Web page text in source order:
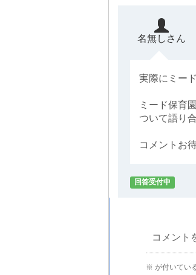
名無しさん
実際にミー
ミード保育
ついて語り
コメントお
回答受付中
コメント
※ が付いてい